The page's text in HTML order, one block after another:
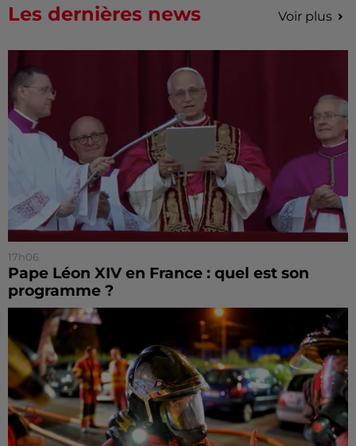
Les dernières news Voir plus
17h06
Pape Léon XIV en France : quel est son
programme ?